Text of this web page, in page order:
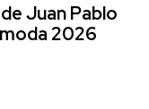
Juan Pablo
2026